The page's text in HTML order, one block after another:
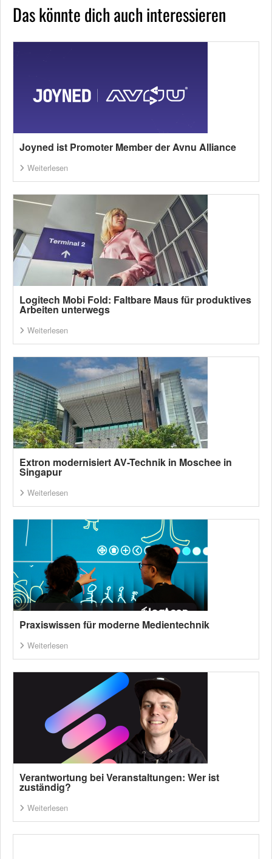
Das könnte dich auch interessieren
Joyned ist Promoter Member der Avnu Alliance
Weiterlesen
Logitech Mobi Fold: Faltbare Maus für produktives
Arbeiten unterwegs
Weiterlesen
Extron modernisiert AV-Technik in Moschee in
Singapur
Weiterlesen
Praxiswissen für moderne Medientechnik
Weiterlesen
Verantwortung bei Veranstaltungen: Wer ist
zuständig?
Weiterlesen